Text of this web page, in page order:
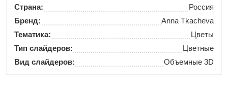
Страна:
Россия
Бренд:
Anna Tkacheva
Тематика:
Цветы
Тип слайдеров:
Цветные
Вид слайдеров:
Объемные 3D